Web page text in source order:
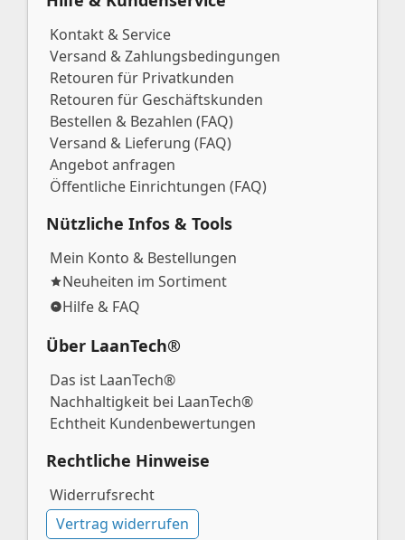
Kontakt & Service
Versand & Zahlungsbedingungen
Retouren für Privatkunden
Retouren für Geschäftskunden
Bestellen & Bezahlen (FAQ)
Versand & Lieferung (FAQ)
Angebot anfragen
Öffentliche Einrichtungen (FAQ)
Nützliche Infos & Tools
Mein Konto & Bestellungen
Neuheiten im Sortiment
Hilfe & FAQ
Über LaanTech®
Das ist LaanTech®
Nachhaltigkeit bei LaanTech®
Echtheit Kundenbewertungen
Rechtliche Hinweise
Widerrufsrecht
Vertrag widerrufen